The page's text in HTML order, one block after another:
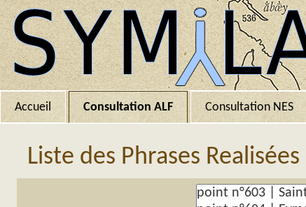
Accueil Consultation ALF Consultation NES
Liste des Phrases Realisées